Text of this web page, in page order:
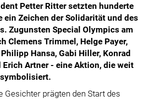
Petter Ritter setzten hunderte
ein Zeichen der Solidarität und des
Zugunsten Special Olympics am
Clemens Trimmel, Helge Payer,
Hansa, Gabi Hiller, Konrad
Erich Artner - eine Aktion, die weit
Gesichter prägten den Start des